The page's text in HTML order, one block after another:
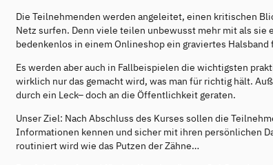
Die Teilnehmenden werden angeleitet, einen kritischen
Netz surfen. Denn viele teilen unbewusst mehr mit als sie
bedenkenlos in einem Onlineshop ein graviertes
Es werden aber auch in Fallbeispielen die wichtigsten
wirklich nur das gemacht wird, was man für richtig hält.
durch ein Leck– doch an die Öffentlichkeit geraten.
Unser Ziel: Nach Abschluss des Kurses sollen die
Informationen kennen und sicher mit ihren persönlichen
routiniert wird wie das Putzen der Zähne…